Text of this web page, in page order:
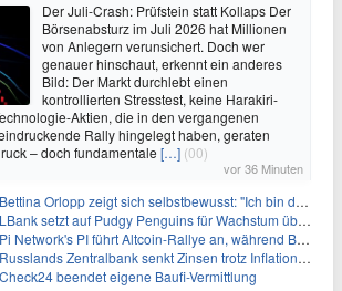
Der Juli-Crash: Prüfstein statt Kollaps Der
Börsenabsturz im Juli 2026 hat Millionen
von Anlegern verunsichert. Doch wer
genauer hinschaut, erkennt ein anderes
Bild: Der Markt durchlebt einen
kontrollierten Stresstest, keine Harakiri-
Aktien, die in den vergangenen
Rally hingelegt haben, geraten
– doch fundamentale […] (00)
vor 36 Minuten
Bettina Orlopp zeigt sich selbstbewusst: "Ich bin die Vorstandsvorsitzende"
LBank setzt auf Pudgy Penguins für Wachstum über den Handel hinaus
Pi Network's PI führt Altcoin-Rallye an, während Bitcoin $65.000 anpeilt
Russlands Zentralbank senkt Zinsen trotz Inflations-Schock – ein riskantes Spiel
Check24 beendet eigene Baufi-Vermittlung